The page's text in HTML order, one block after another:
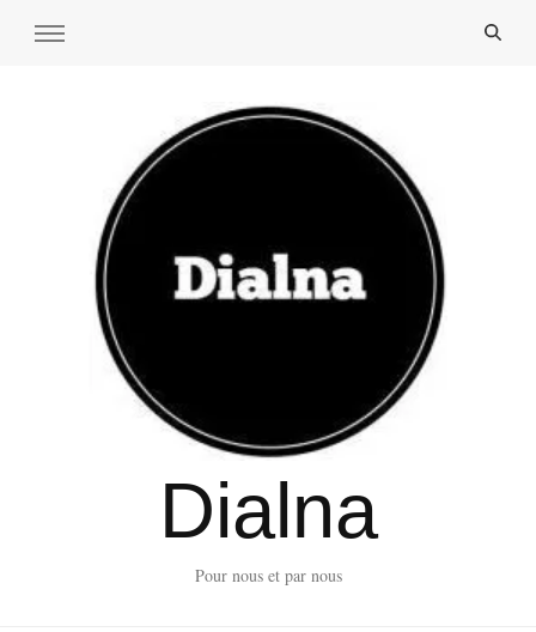
Dialna
Pour nous et par nous